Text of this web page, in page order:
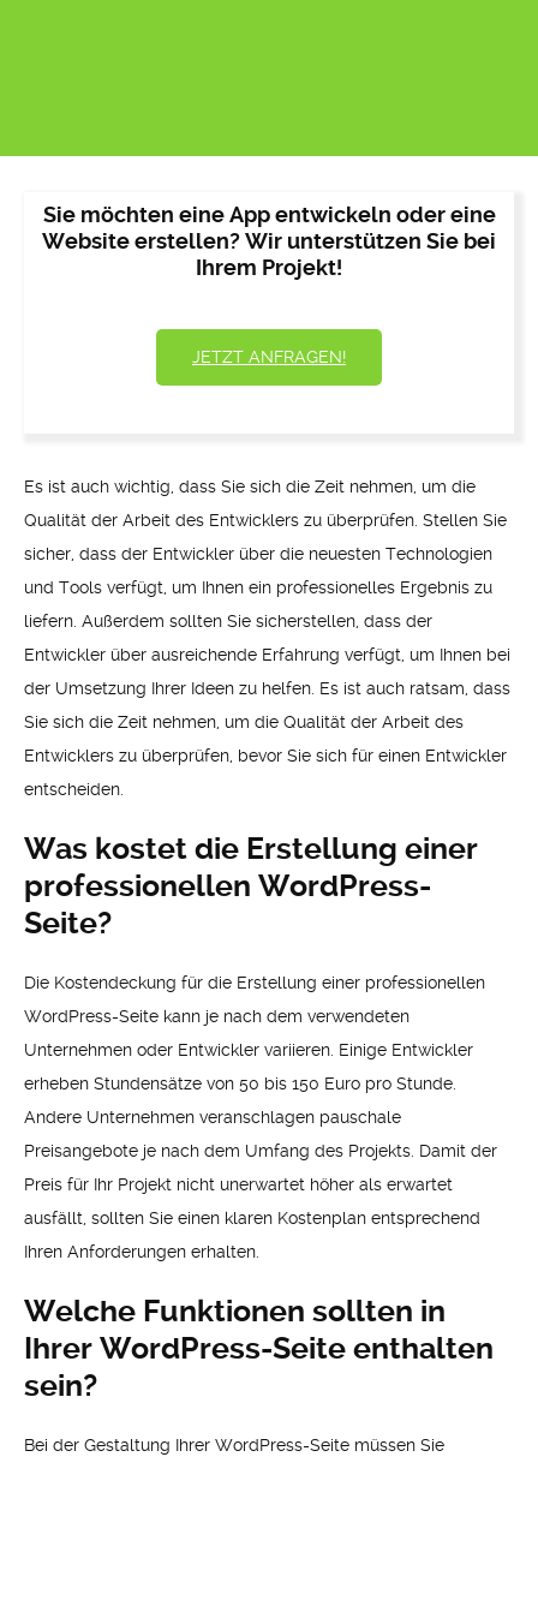
Sie möchten eine App entwickeln oder eine
Website erstellen? Wir unterstützen Sie bei
Ihrem Projekt!
JETZT ANFRAGEN!
Es ist auch wichtig, dass Sie sich die Zeit nehmen, um die
Qualität der Arbeit des Entwicklers zu überprüfen. Stellen Sie
sicher, dass der Entwickler über die neuesten Technologien
und Tools verfügt, um Ihnen ein professionelles Ergebnis zu
liefern. Außerdem sollten Sie sicherstellen, dass der
Entwickler über ausreichende Erfahrung verfügt, um Ihnen bei
der Umsetzung Ihrer Ideen zu helfen. Es ist auch ratsam, dass
Sie sich die Zeit nehmen, um die Qualität der Arbeit des
Entwicklers zu überprüfen, bevor Sie sich für einen Entwickler
entscheiden.
Was kostet die Erstellung einer
professionellen WordPress-
Seite?
Die Kostendeckung für die Erstellung einer professionellen
WordPress-Seite kann je nach dem verwendeten
Unternehmen oder Entwickler variieren. Einige Entwickler
erheben Stundensätze von 50 bis 150 Euro pro Stunde.
Andere Unternehmen veranschlagen pauschale
Preisangebote je nach dem Umfang des Projekts. Damit der
Preis für Ihr Projekt nicht unerwartet höher als erwartet
ausfällt, sollten Sie einen klaren Kostenplan entsprechend
Ihren Anforderungen erhalten.
Welche Funktionen sollten in
Ihrer WordPress-Seite enthalten
sein?
Bei der Gestaltung Ihrer WordPress-Seite müssen Sie